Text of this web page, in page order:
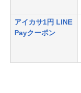
アイカサ1円 LINE
Payクーポン